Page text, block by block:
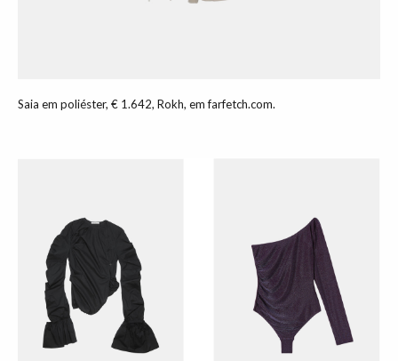
Saia em poliéster, € 1.642, Rokh, em farfetch.com.